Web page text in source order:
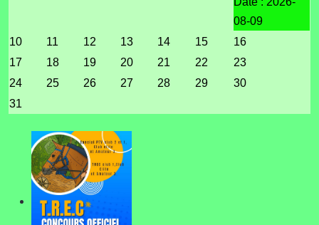
08-09
10
11 12 13 14 15
16
17
18 19 20 21 22
23
24
25 26 27 28 29
30
31